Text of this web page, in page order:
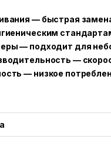
— быстрая
— подходит для
—
— низкое